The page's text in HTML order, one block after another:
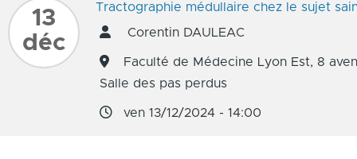
13
déc
Tractographie médullaire chez le sujet
Corentin DAULEAC
Faculté de Médecine Lyon Est, 8
Salle des pas perdus
ven 13/12/2024 - 14:00